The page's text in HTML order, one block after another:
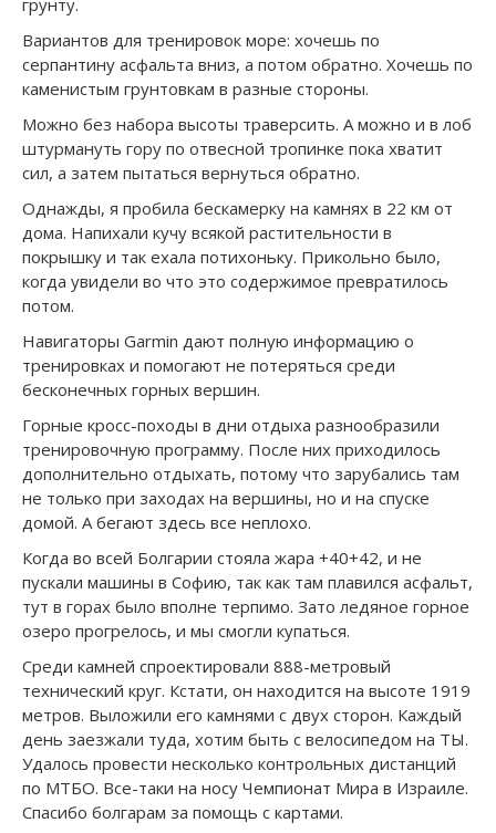
грунту.
Вариантов для тренировок море: хочешь по
серпантину асфальта вниз, а потом обратно. Хочешь по
каменистым грунтовкам в разные стороны.
Можно без набора высоты траверсить. А можно и в лоб
штурмануть гору по отвесной тропинке пока хватит
сил, а затем пытаться вернуться обратно.
Однажды, я пробила бескамерку на камнях в 22 км от
дома. Напихали кучу всякой растительности в
покрышку и так ехала потихоньку. Прикольно было,
когда увидели во что это содержимое превратилось
потом.
Навигаторы Garmin дают полную информацию о
тренировках и помогают не потеряться среди
бесконечных горных вершин.
Горные кросс-походы в дни отдыха разнообразили
тренировочную программу. После них приходилось
дополнительно отдыхать, потому что зарубались там
не только при заходах на вершины, но и на спуске
домой. А бегают здесь все неплохо.
Когда во всей Болгарии стояла жара +40+42, и не
пускали машины в Софию, так как там плавился асфальт,
тут в горах было вполне терпимо. Зато ледяное горное
озеро прогрелось, и мы смогли купаться.
Среди камней спроектировали 888-метровый
технический круг. Кстати, он находится на высоте 1919
метров. Выложили его камнями с двух сторон. Каждый
день заезжали туда, хотим быть с велосипедом на ТЫ.
Удалось провести несколько контрольных дистанций
по МТБО. Все-таки на носу Чемпионат Мира в Израиле.
Спасибо болгарам за помощь с картами.